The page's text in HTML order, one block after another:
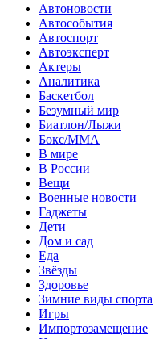
Автоновости
Автособытия
Автоспорт
Автоэксперт
Актеры
Аналитика
Баскетбол
Безумный мир
Биатлон/Лыжи
Бокс/MMA
В мире
В России
Вещи
Военные новости
Гаджеты
Дети
Дом и сад
Еда
Звёзды
Здоровье
Зимние виды спорта
Игры
Импортозамещение